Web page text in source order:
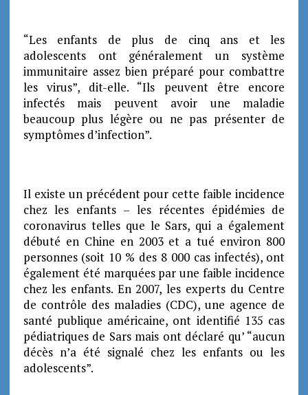
“Les enfants de plus de cinq ans et les
adolescents ont généralement un système
immunitaire assez bien préparé pour combattre
les virus”, dit-elle. “Ils peuvent être encore
infectés mais peuvent avoir une maladie
beaucoup plus légère ou ne pas présenter de
symptômes d’infection”.
Il existe un précédent pour cette faible incidence
chez les enfants – les récentes épidémies de
coronavirus telles que le Sars, qui a également
débuté en Chine en 2003 et a tué environ 800
personnes (soit 10 % des 8 000 cas infectés), ont
également été marquées par une faible incidence
chez les enfants. En 2007, les experts du Centre
de contrôle des maladies (CDC), une agence de
santé publique américaine, ont identifié 135 cas
pédiatriques de Sars mais ont déclaré qu’ “aucun
décès n’a été signalé chez les enfants ou les
adolescents”.